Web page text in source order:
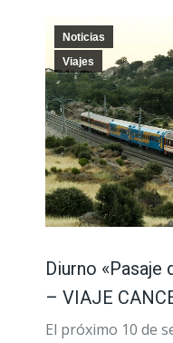
Noticias
Viajes
Diurno «Pasaje
– VIAJE
El próximo 10 de